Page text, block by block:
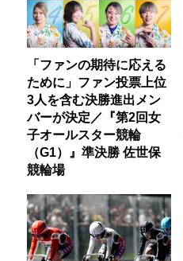
「ファンの期待に応える
ために」ファン投票上位
3人を含む決勝進出メン
バーが決定／『第2回女
子オールスター競輪
（G1）』準決勝 佐世保
競輪場